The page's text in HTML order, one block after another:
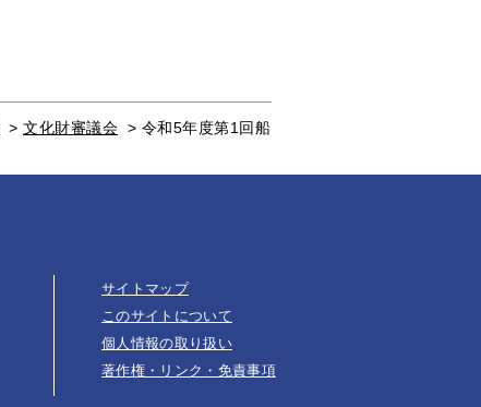
> 文化財審議会 > 令和5年度第1回船
サイトマップ
このサイトについて
個人情報の取り扱い
著作権・リンク・免責事項